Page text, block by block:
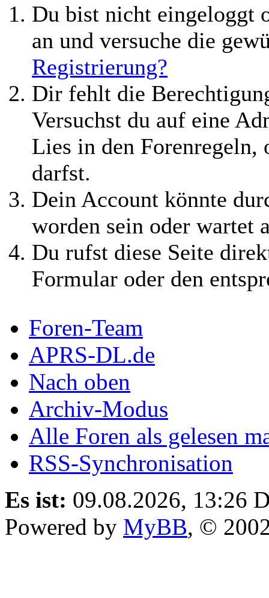
Du bist nicht eingeloggt
an und versuche die
Registrierung?
Dir fehlt die
Versuchst du auf eine
Lies in den Forenregeln,
darfst.
Dein Account könnte
worden sein oder wartet
Du rufst diese Seite
Formular oder den
Foren-Team
APRS-DL.de
Nach oben
Archiv-Modus
Alle Foren als gelesen
RSS-Synchronisation
Es ist: 09.08.2026, 13:26
Powered by MyBB, ©